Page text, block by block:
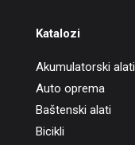
Katalozi
Akumulatorski alati
Auto oprema
Baštenski alati
Bicikli